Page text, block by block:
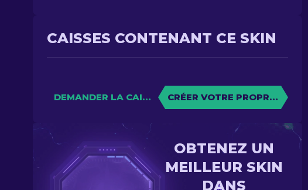
CAISSES CONTENANT CE SKIN
DEMANDER LA CAISSE CRÉER VOTRE PROPRE CAISSE
OBTENEZ UN
MEILLEUR SKIN
DANS